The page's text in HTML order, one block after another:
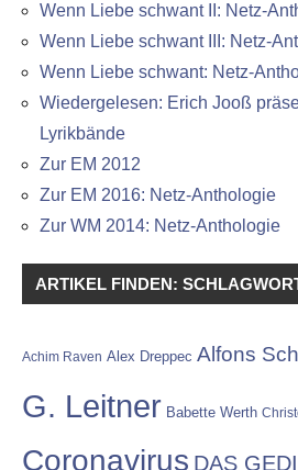
Wenn Liebe schwant II: Netz-
Wenn Liebe schwant III: Netz-
Wenn Liebe schwant: Netz-
Wiedergelesen: Erich Jooß
Lyrikbände
Zur EM 2012
Zur EM 2016: Netz-Anthologie
Zur WM 2014: Netz-Anthologie
ARTIKEL FINDEN:
Achim Raven Alex Dreppec Alfons
G. Leitner Babette Werth
Coronavirus DAS